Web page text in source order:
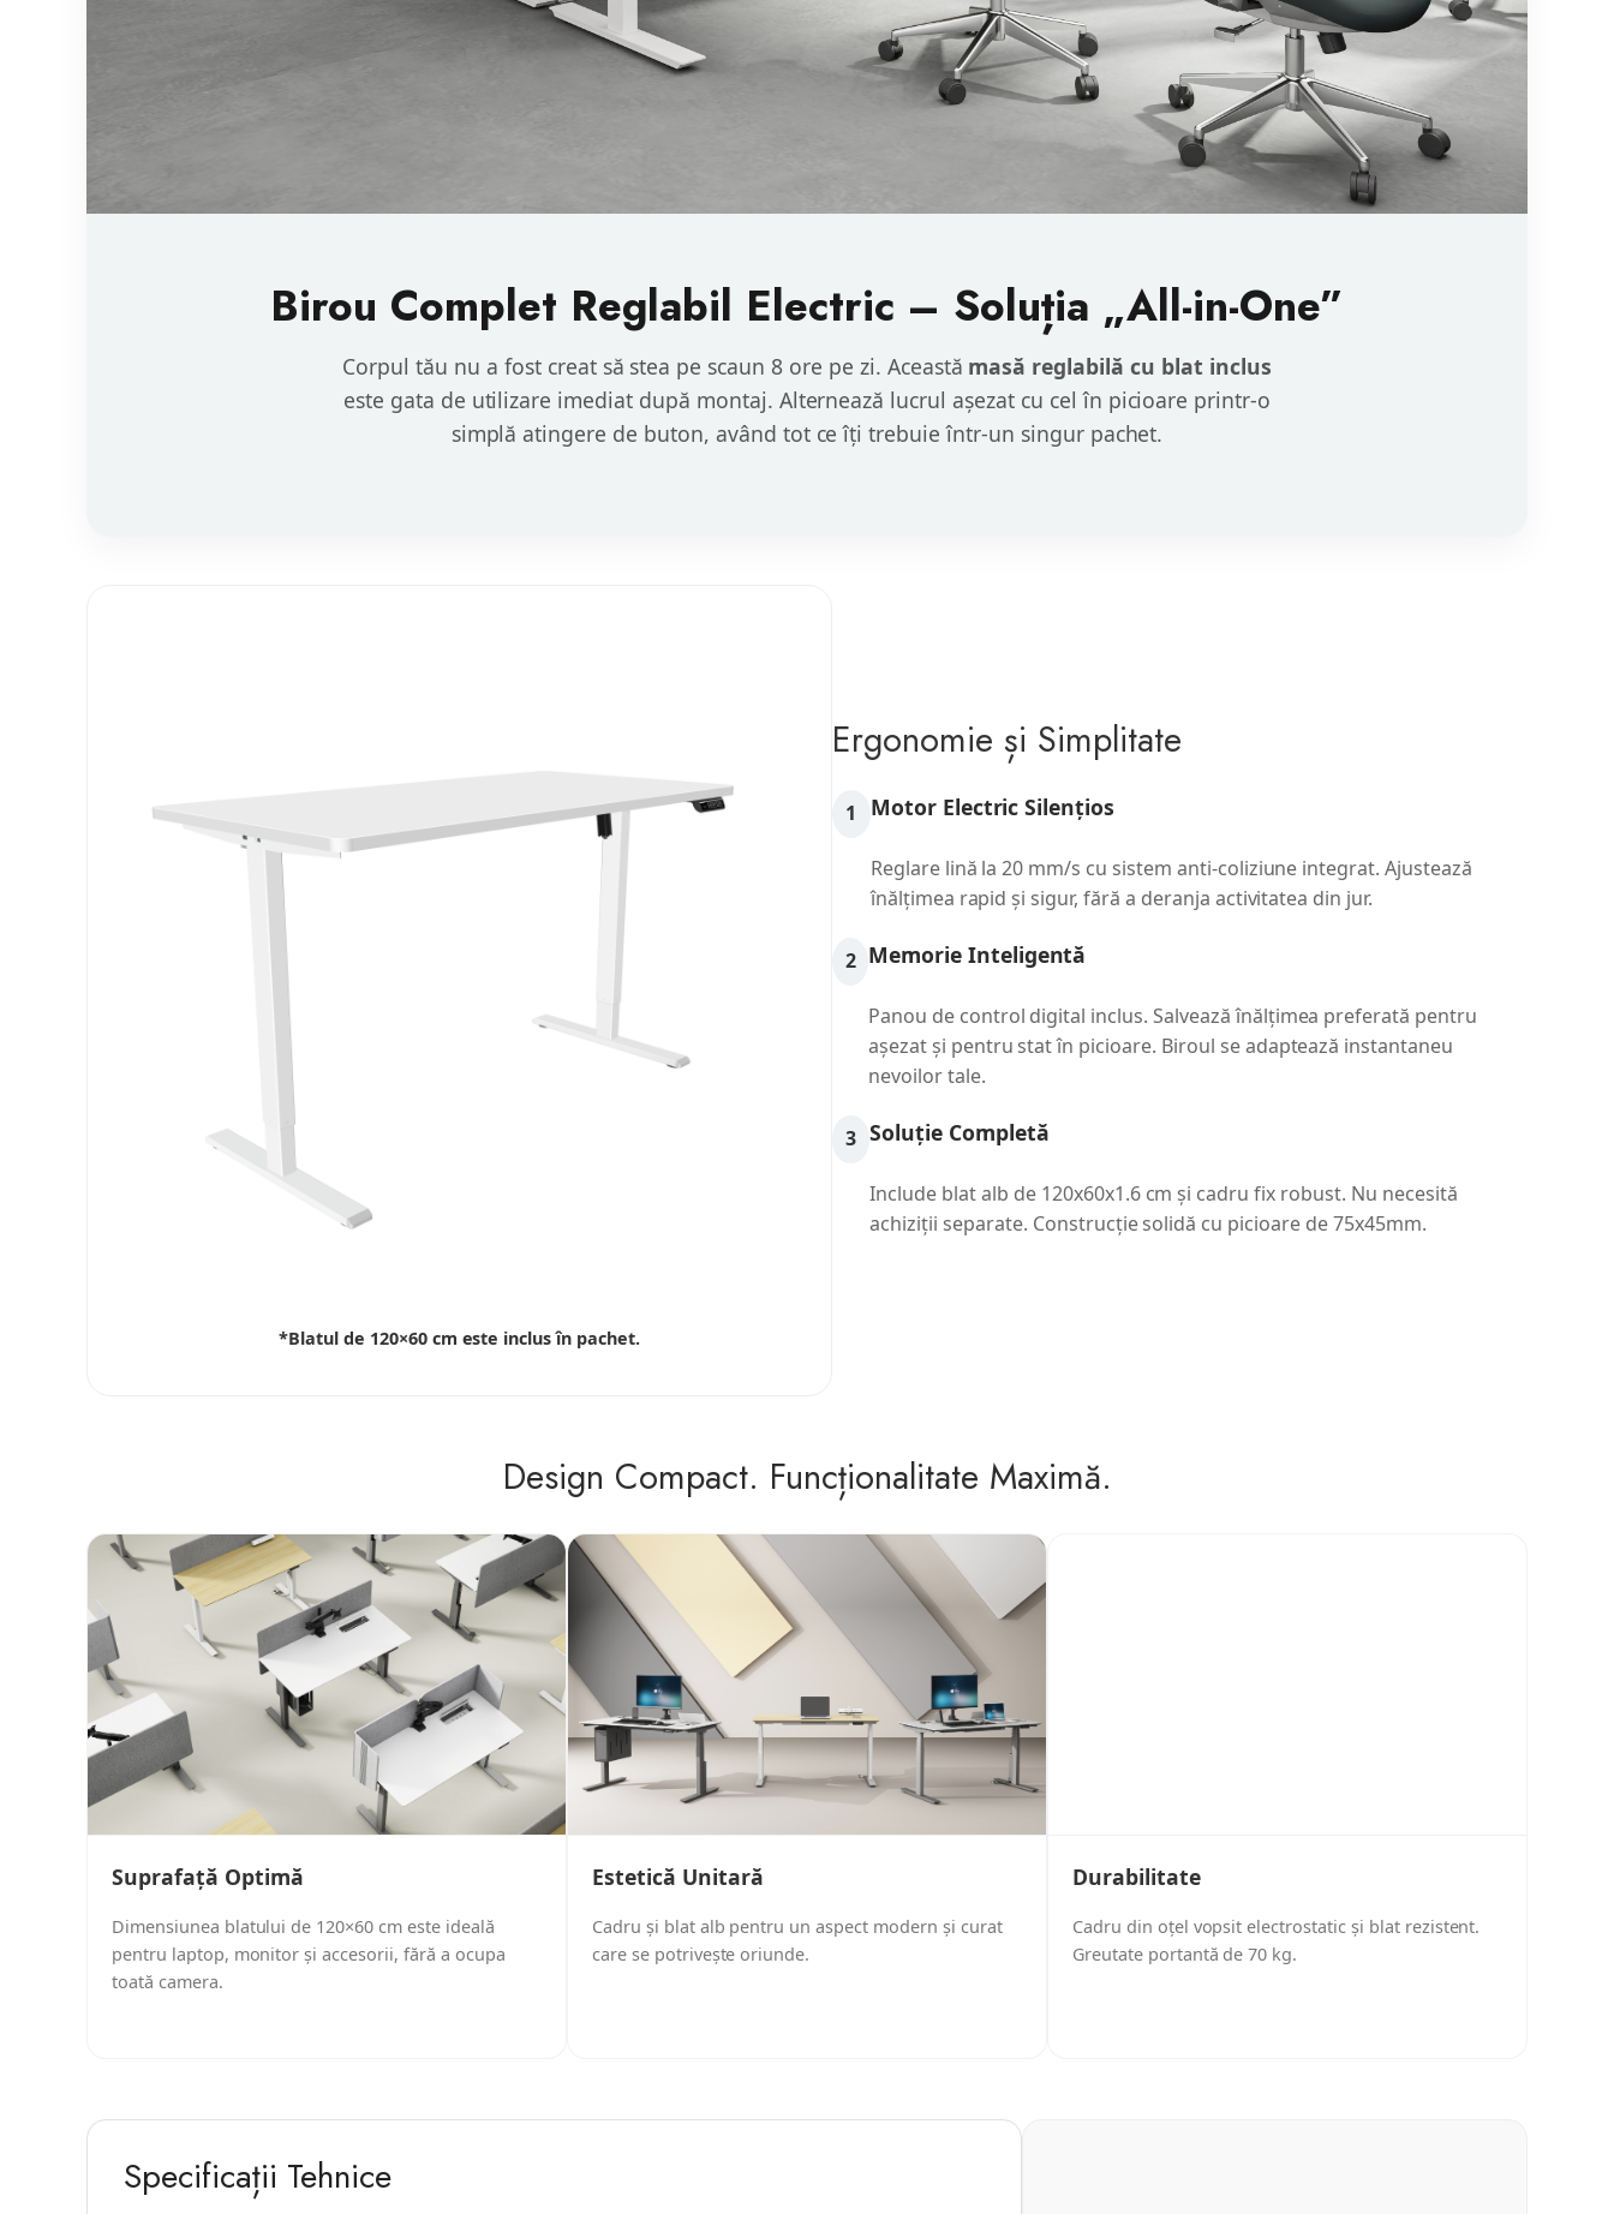
Birou Complet Reglabil Electric – Soluția „All-in-One”
Corpul tău nu a fost creat să stea pe scaun 8 ore pe zi. Această masă reglabilă cu blat inclus
este gata de utilizare imediat după montaj. Alternează lucrul așezat cu cel în picioare printr-o
simplă atingere de buton, având tot ce îți trebuie într-un singur pachet.
*Blatul de 120×60 cm este inclus în pachet.
Ergonomie și Simplitate
1 Motor Electric Silențios
Reglare lină la 20 mm/s cu sistem anti-coliziune integrat. Ajustează
înălțimea rapid și sigur, fără a deranja activitatea din jur.
2 Memorie Inteligentă
Panou de control digital inclus. Salvează înălțimea preferată pentru
așezat și pentru stat în picioare. Biroul se adaptează instantaneu
nevoilor tale.
3 Soluție Completă
Include blat alb de 120x60x1.6 cm și cadru fix robust. Nu necesită
achiziții separate. Construcție solidă cu picioare de 75x45mm.
Design Compact. Funcționalitate Maximă.
Suprafață Optimă
Dimensiunea blatului de 120×60 cm este ideală
pentru laptop, monitor și accesorii, fără a ocupa
toată camera.
Estetică Unitară
Cadru și blat alb pentru un aspect modern și curat
care se potrivește oriunde.
Durabilitate
Cadru din oțel vopsit electrostatic și blat rezistent.
Greutate portantă de 70 kg.
Specificații Tehnice